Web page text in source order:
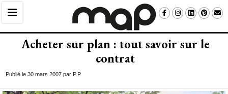
Acheter sur plan : tout savoir sur le
contrat
Publié le 30 mars 2007 par P.P.